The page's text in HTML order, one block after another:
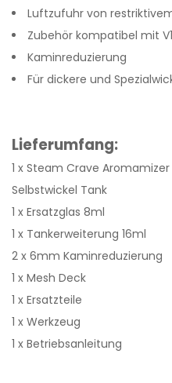
Luftzufuhr von
Zubehör kompatibel mit V1
Kaminreduzierung
Für dickere und
Lieferumfang:
1 x Steam Crave Aromamizer
Selbstwickel Tank
1 x Ersatzglas 8ml
1 x Tankerweiterung 16ml
2 x 6mm Kaminreduzierung
1 x Mesh Deck
1 x Ersatzteile
1 x Werkzeug
1 x Betriebsanleitung